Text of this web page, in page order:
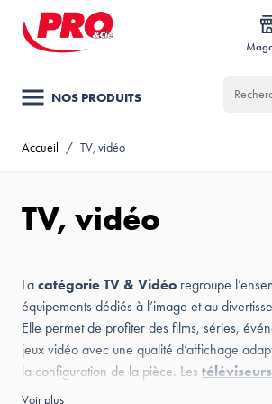
Allez au contenu
NOS PRODUITS
Accueil / TV, vidéo
TV, vidéo
La catégorie TV & Vidéo regroupe
équipements dédiés à l’image et au
Elle permet de profiter des films, séries,
jeux vidéo avec une qualité d’affichage
la configuration de la pièce. Les téléviseurs
plusieurs technologies, comme les
Voir plus